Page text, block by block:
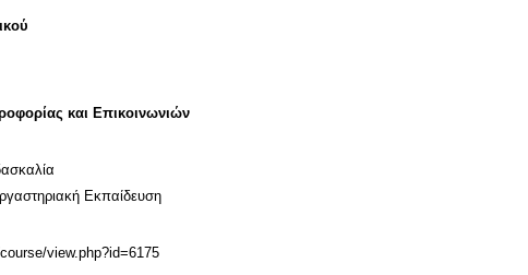
και Επικοινωνιών
Εκπαίδευση
view.php?id=6175